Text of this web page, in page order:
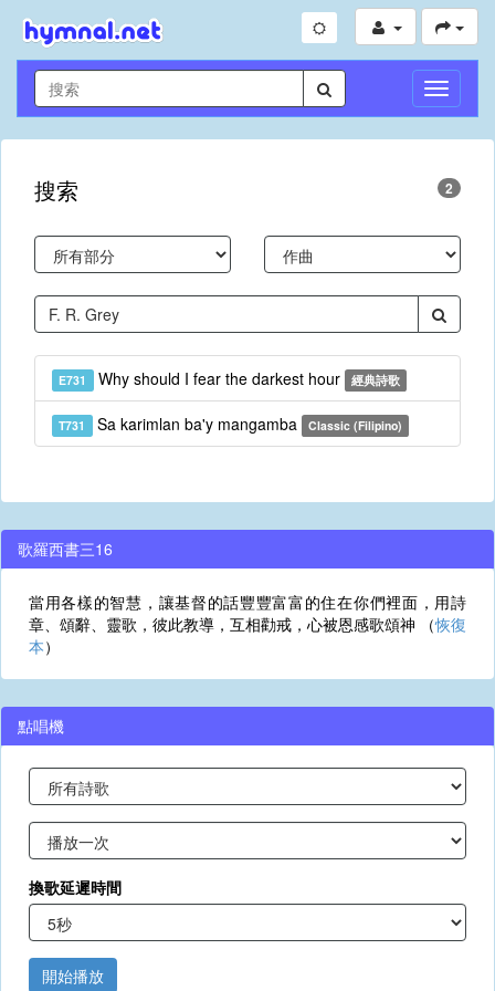
切
換
導
搜索 2
E731 Why should I fear the darkest hour 經典詩歌
T731 Sa karimlan ba'y mangamba Classic (Filipino)
歌羅西書三16
當用各樣的智慧，讓基督的話豐豐富富的住在你們裡面，用詩
章、頌辭、靈歌，彼此教導，互相勸戒，心被恩感歌頌神 （恢復
本）
點唱機
換歌延遲時間
開始播放